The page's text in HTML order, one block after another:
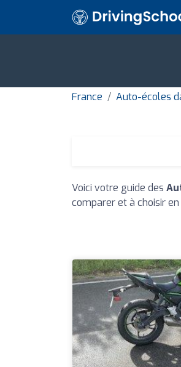
France Auto-écoles
Voici votre guide des
comparer et à choisir